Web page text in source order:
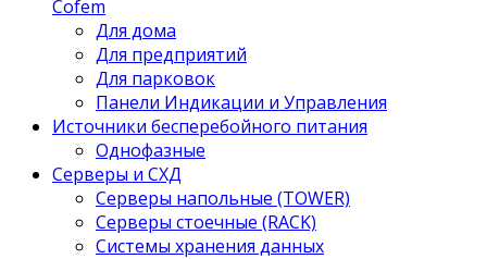
Cofem
Для дома
Для предприятий
Для парковок
Панели Индикации и Управления
Источники бесперебойного питания
Однофазные
Серверы и СХД
Серверы напольные (TOWER)
Серверы стоечные (RACK)
Системы хранения данных